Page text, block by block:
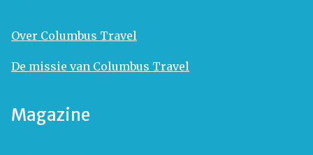
Over Columbus Travel
De missie van Columbus Travel
Magazine